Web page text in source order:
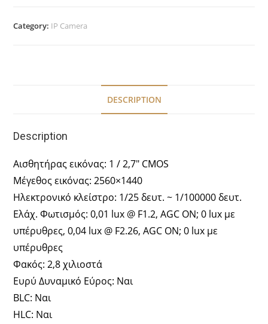
Category: IP Camera
DESCRIPTION
Description
Αισθητήρας εικόνας: 1 / 2,7″ CMOS
Μέγεθος εικόνας: 2560×1440
Ηλεκτρονικό κλείστρο: 1/25 δευτ. ~ 1/100000 δευτ.
Ελάχ. Φωτισμός: 0,01 lux @ F1.2, AGC ON; 0 lux με
υπέρυθρες, 0,04 lux @ F2.26, AGC ON; 0 lux με
υπέρυθρες
Φακός: 2,8 χιλιοστά
Ευρύ Δυναμικό Εύρος: Ναι
BLC: Ναι
HLC: Ναι